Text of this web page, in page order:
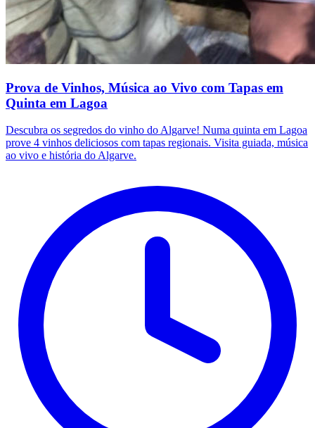
Prova de Vinhos, Música ao Vivo com Tapas em
Quinta em Lagoa
Descubra os segredos do vinho do Algarve! Numa quinta em Lagoa
prove 4 vinhos deliciosos com tapas regionais. Visita guiada, música
ao vivo e história do Algarve.